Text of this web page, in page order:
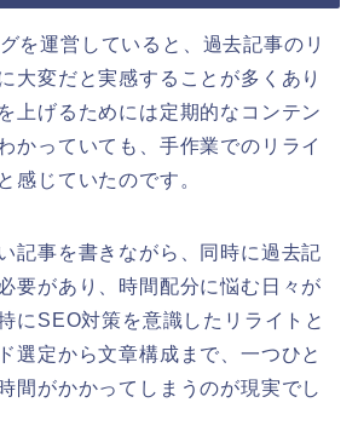
を運営していると、過去記事のリ
大変だと実感することが多くあり
上げるためには定期的なコンテン
かっていても、手作業でのリライ
感じていたのです。
記事を書きながら、同時に過去記
要があり、時間配分に悩む日々が
にSEO対策を意識したリライトと
選定から文章構成まで、一つひと
間がかかってしまうのが現実でし